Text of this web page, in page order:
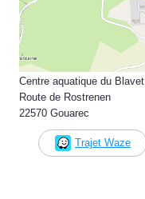
Centre aquatique du Blavet
Route de Rostrenen
22570 Gouarec
Trajet Waze